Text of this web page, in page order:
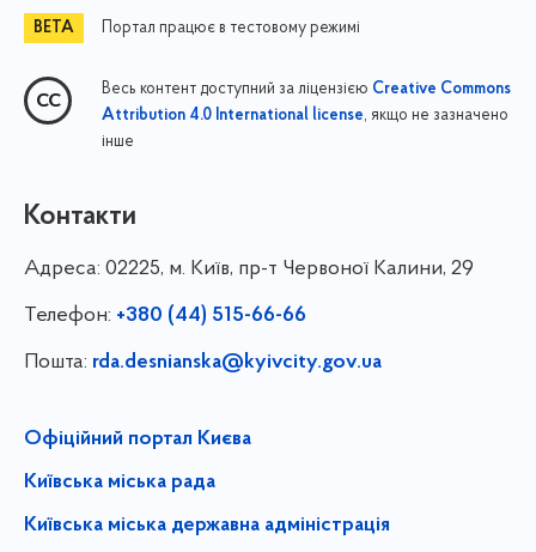
Портал працює в тестовому режимі
Весь контент доступний за ліцензією Creative Commons
Attribution 4.0 International license, якщо не зазначено
інше
Контакти
Адреса: 02225, м. Київ, пр-т Червоної Калини, 29
Телефон: +380 (44) 515-66-66
Пошта: rda.desnianska@kyivcity.gov.ua
Офіційний портал Києва
Київська міська рада
Київська міська державна адміністрація